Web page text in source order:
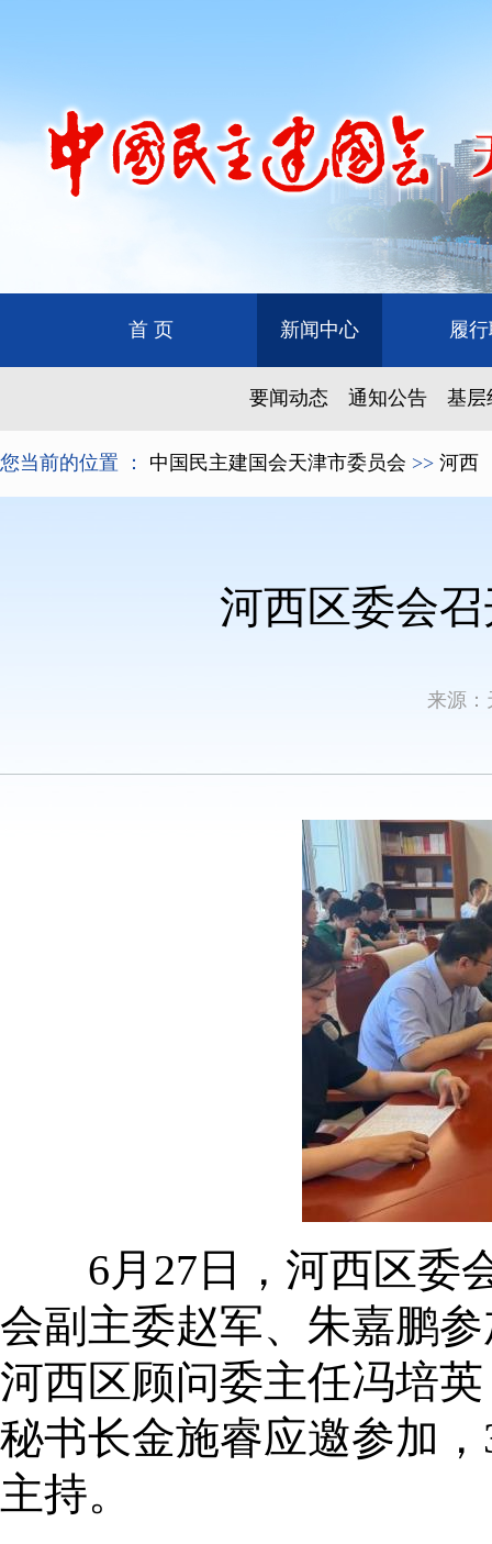
首 页 新闻中心 履
要闻动态 通知公告 基层
您当前的位置 ： 中国民主建国会天津市委员会 >> 河西
河西区委会
来源
6月27日，河西区委会
会副主委赵军、朱嘉鹏
河西区顾问委主任冯培
秘书长金施睿应邀参加
主持。